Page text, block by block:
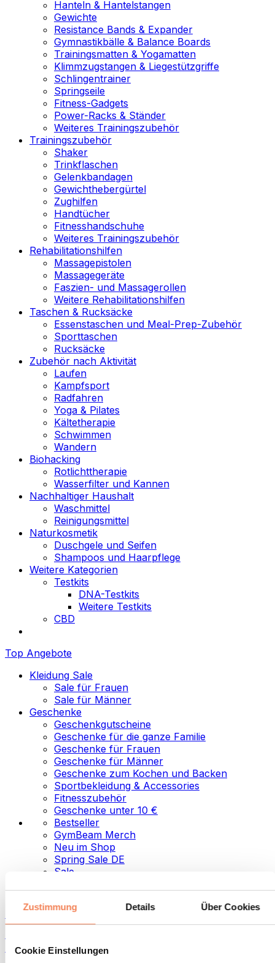
Zustimmung Details Über Cookies
Cookie Einstellungen
Hanteln & Hantelstangen
Gewichte
Resistance Bands & Expander
Gymnastikbälle & Balance Boards
Trainingsmatten & Yogamatten
Klimmzugstangen & Liegestützgriffe
Schlingentrainer
Springseile
Fitness-Gadgets
Power-Racks & Ständer
Weiteres Trainingszubehör
Trainingszubehör
Shaker
Trinkflaschen
Gelenkbandagen
Gewichthebergürtel
Zughilfen
Handtücher
Fitnesshandschuhe
Weiteres Trainingszubehör
Rehabilitationshilfen
Massagepistolen
Massagegeräte
Faszien- und Massagerollen
Weitere Rehabilitationshilfen
Taschen & Rucksäcke
Essenstaschen und Meal-Prep-Zubehör
Sporttaschen
Rucksäcke
Zubehör nach Aktivität
Laufen
Kampfsport
Radfahren
Yoga & Pilates
Kältetherapie
Schwimmen
Wandern
Biohacking
Rotlichttherapie
Wasserfilter und Kannen
Nachhaltiger Haushalt
Waschmittel
Reinigungsmittel
Naturkosmetik
Duschgele und Seifen
Shampoos und Haarpflege
Weitere Kategorien
Testkits
DNA-Testkits
Weitere Testkits
CBD
Top Angebote
Kleidung Sale
Sale für Frauen
Sale für Männer
Geschenke
Geschenkgutscheine
Geschenke für die ganze Familie
Geschenke für Frauen
Geschenke für Männer
Geschenke zum Kochen und Backen
Sportbekleidung & Accessories
Fitnesszubehör
Geschenke unter 10 €
Bestseller
GymBeam Merch
Neu im Shop
Spring Sale DE
Sale
Kategorien
Lebensmittel
Nüsse